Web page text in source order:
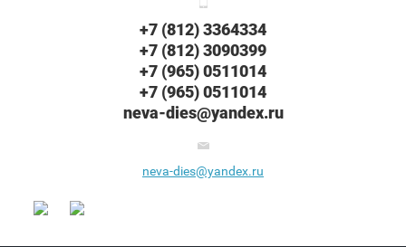
+7 (812) 3364334
+7 (812) 3090399
+7 (965) 0511014
+7 (965) 0511014
neva-dies@yandex.ru
neva-dies@yandex.ru